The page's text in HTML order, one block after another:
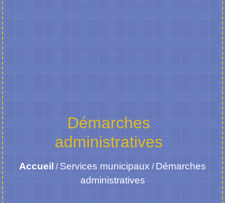
Démarches
administratives
Accueil / Services municipaux / Démarches
administratives